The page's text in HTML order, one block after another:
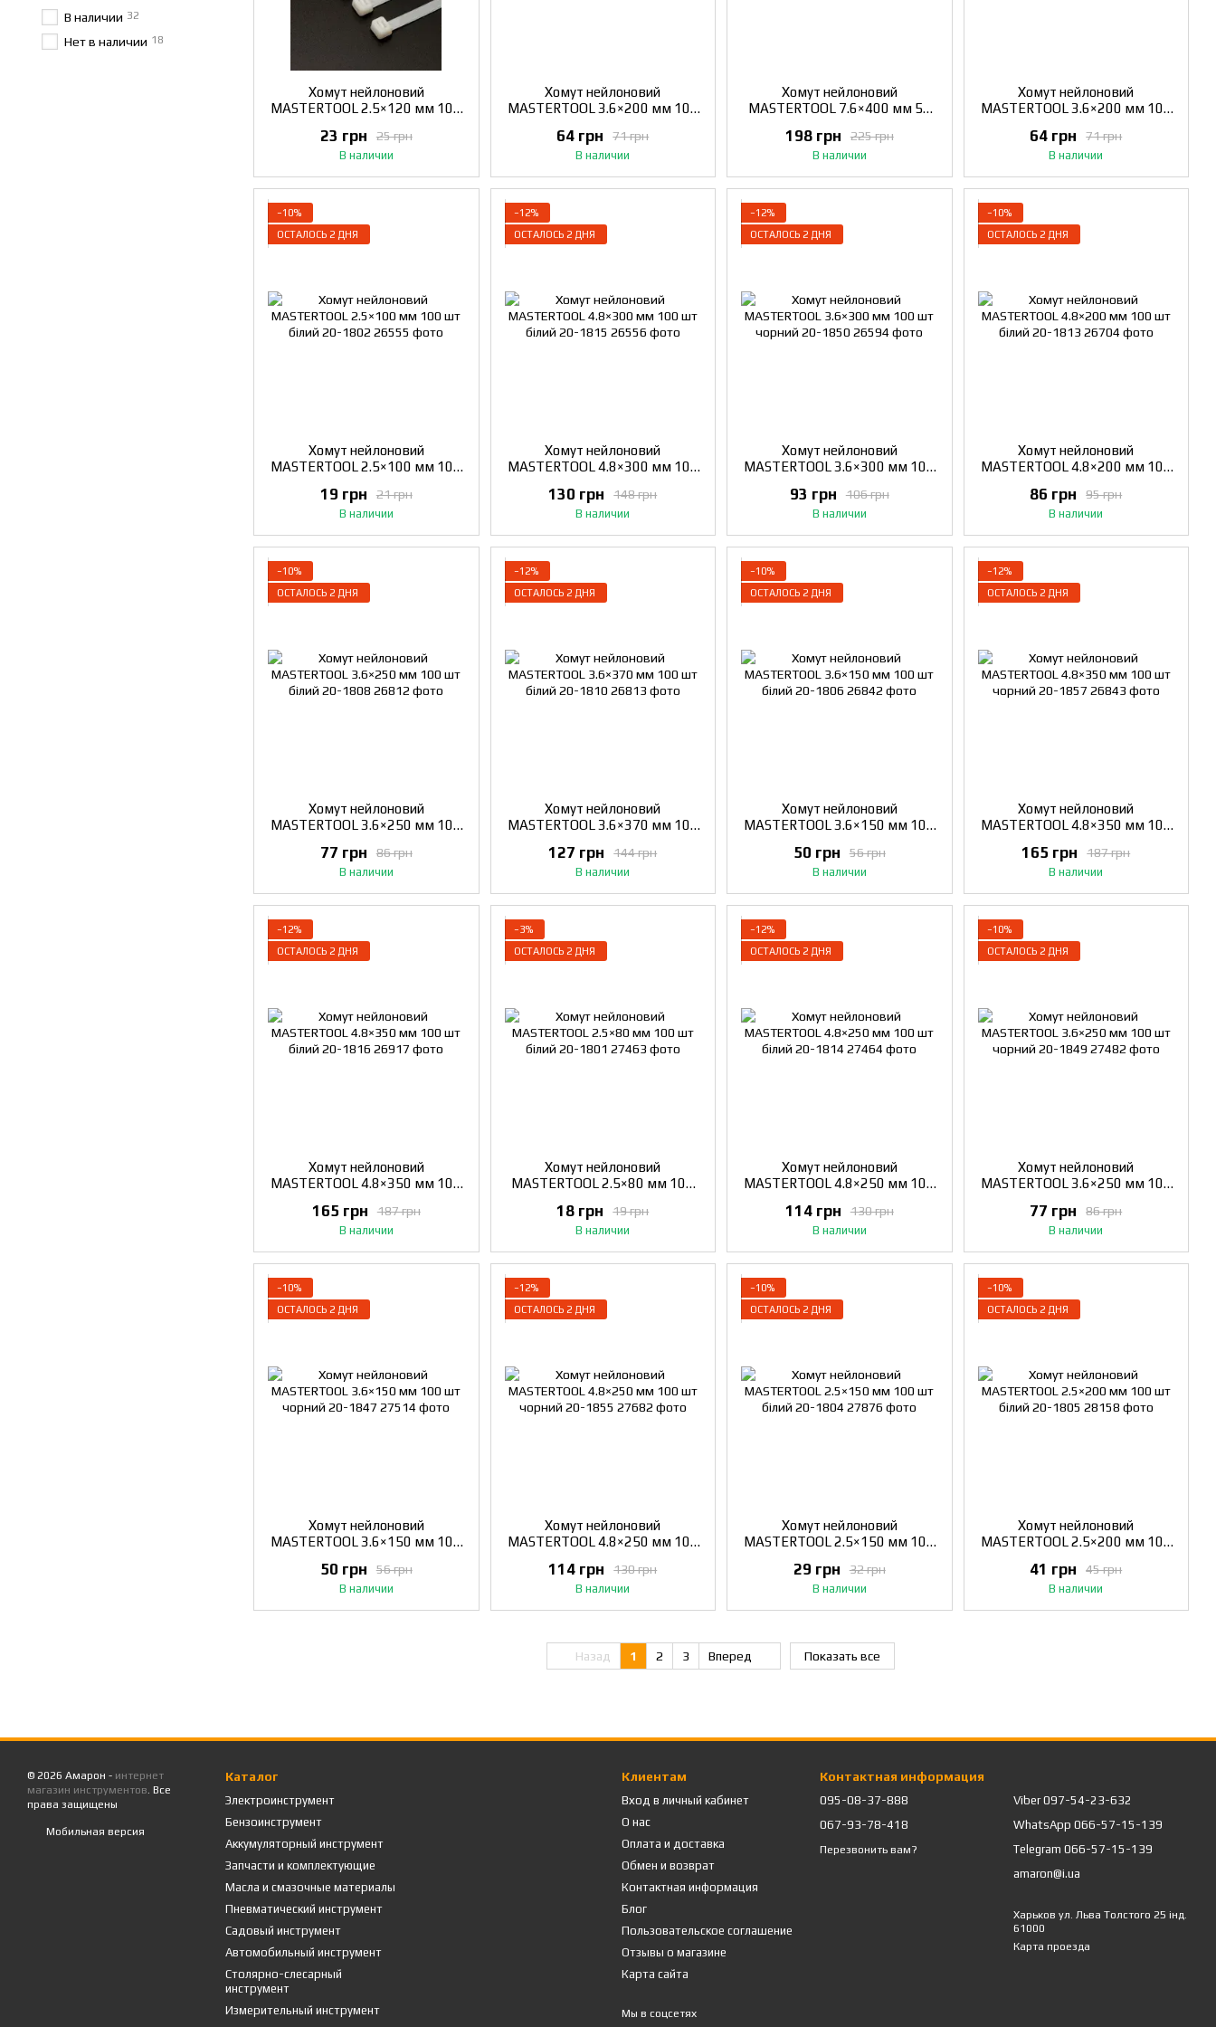
Хомут нейлоновий
MASTERTOOL 2.5×120 мм 100
25 грн
23 грн
В наличии
Хомут нейлоновий
MASTERTOOL 3.6×200 мм 100
71 грн
64 грн
В наличии
Хомут нейлоновий
MASTERTOOL 7.6×400 мм 50
225 грн
198 грн
В наличии
Хомут нейлоновий
MASTERTOOL 3.6×200 мм 100
71 грн
64 грн
В наличии
−10%
ОСТАЛОСЬ 2 ДНЯ
Хомут нейлоновий
MASTERTOOL 2.5×100 мм 100
21 грн
19 грн
В наличии
−12%
ОСТАЛОСЬ 2 ДНЯ
Хомут нейлоновий
MASTERTOOL 4.8×300 мм 100
148 грн
130 грн
В наличии
−12%
ОСТАЛОСЬ 2 ДНЯ
Хомут нейлоновий
MASTERTOOL 3.6×300 мм 100
106 грн
93 грн
В наличии
−10%
ОСТАЛОСЬ 2 ДНЯ
Хомут нейлоновий
MASTERTOOL 4.8×200 мм 100
95 грн
86 грн
В наличии
−10%
ОСТАЛОСЬ 2 ДНЯ
Хомут нейлоновий
MASTERTOOL 3.6×250 мм 100
86 грн
77 грн
В наличии
−12%
ОСТАЛОСЬ 2 ДНЯ
Хомут нейлоновий
MASTERTOOL 3.6×370 мм 100
144 грн
127 грн
В наличии
−10%
ОСТАЛОСЬ 2 ДНЯ
Хомут нейлоновий
MASTERTOOL 3.6×150 мм 100
56 грн
50 грн
В наличии
−12%
ОСТАЛОСЬ 2 ДНЯ
Хомут нейлоновий
MASTERTOOL 4.8×350 мм 100
187 грн
165 грн
В наличии
−12%
ОСТАЛОСЬ 2 ДНЯ
Хомут нейлоновий
MASTERTOOL 4.8×350 мм 100
187 грн
165 грн
В наличии
−3%
ОСТАЛОСЬ 2 ДНЯ
Хомут нейлоновий
MASTERTOOL 2.5×80 мм 100
19 грн
18 грн
В наличии
−12%
ОСТАЛОСЬ 2 ДНЯ
Хомут нейлоновий
MASTERTOOL 4.8×250 мм 100
130 грн
114 грн
В наличии
−10%
ОСТАЛОСЬ 2 ДНЯ
Хомут нейлоновий
MASTERTOOL 3.6×250 мм 100
86 грн
77 грн
В наличии
−10%
ОСТАЛОСЬ 2 ДНЯ
Хомут нейлоновий
MASTERTOOL 3.6×150 мм 100
56 грн
50 грн
В наличии
−12%
ОСТАЛОСЬ 2 ДНЯ
Хомут нейлоновий
MASTERTOOL 4.8×250 мм 100
130 грн
114 грн
В наличии
−10%
ОСТАЛОСЬ 2 ДНЯ
Хомут нейлоновий
MASTERTOOL 2.5×150 мм 100
32 грн
29 грн
В наличии
−10%
ОСТАЛОСЬ 2 ДНЯ
Хомут нейлоновий
MASTERTOOL 2.5×200 мм 100
45 грн
41 грн
В наличии
Назад 1 2 3 Вперед Показать все
В наличии 32
Нет в наличии 18
© 2026 Амарон - интернет
магазин инструментов. Все
права защищены
Мобильная версия
Каталог
Электроинструмент
Бензоинструмент
Аккумуляторный инструмент
Запчасти и комплектующие
Масла и смазочные материалы
Пневматический инструмент
Садовый инструмент
Автомобильный инструмент
Столярно-слесарный
инструмент
Измерительный инструмент
Клиентам
Вход в личный кабинет
О нас
Оплата и доставка
Обмен и возврат
Контактная информация
Блог
Пользовательское соглашение
Отзывы о магазине
Карта сайта
Мы в соцсетях
Контактная информация
095-08-37-888
067-93-78-418
Перезвонить вам?
Viber 097-54-23-632
WhatsApp 066-57-15-139
Telegram 066-57-15-139
amaron@i.ua
Харьков ул. Льва Толстого 25 інд.
61000
Карта проезда